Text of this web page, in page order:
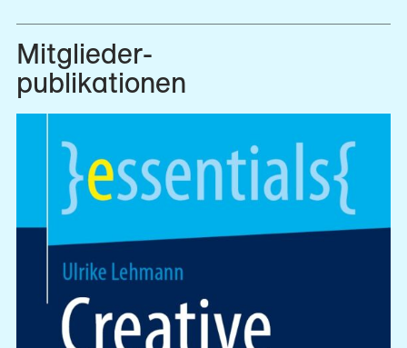
Mitglieder­
publikationen